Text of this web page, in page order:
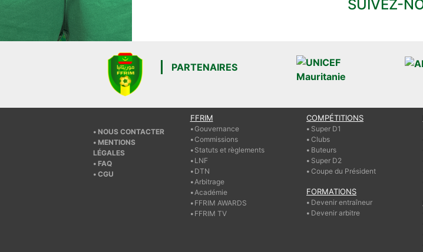
NOUS CONTACTER
MENTIONS
LÉGALES
FAQ
FFRIM
Gouvernance
Commissions
Statuts et règlements
LNF
DTN
Arbitrage
Académie
FFRIM AWARDS
COMPÉTITIONS
Super D1
Clubs
Buteurs
Super D2
FORMATIONS
Devenir entraîneur